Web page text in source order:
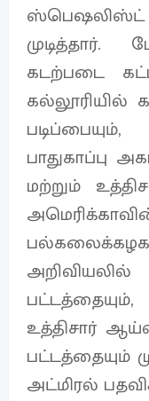
ஸ்பெஷலிஸ்ட்
கடற்படை
கல்லூரியில்
பாதுகாப்பு
மற்றும்
பட்டத்தையும்,
உத்திசார்
பட்டத்தையும்
அட்மிரல்